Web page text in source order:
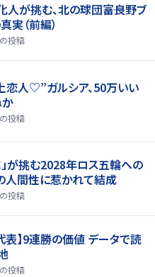
人が挑む、北の球団――富良野ブ
実（前編）
投稿
恋人♡”ガルシア、50万いい
投稿
が挑む2028年ロス五輪への
人間性に惹かれて結成
投稿
表】9連勝の価値 データで読
投稿